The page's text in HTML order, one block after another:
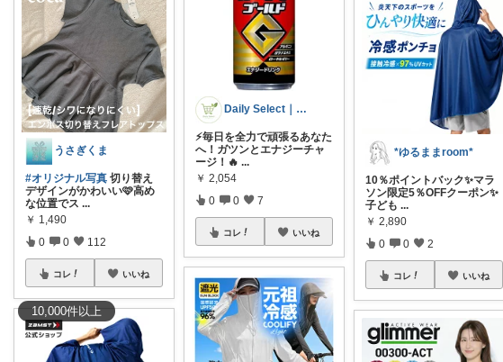
10,000件以上
うさぎくま
#オリジナル写真 切り替え
デザインがかわいい🩷高め
な位置でス ...
￥ 1,490
0 0 112
コレ いいね
Daily Select｜日用品・食品
⚡毎日を全力で頑張るあなた
へ！ガツンとエナジーチャ
ージ！🔥...
￥ 2,054
0 0 7
コレ いいね
*ゆるままroom*
10％ポイントバック✨マラ
ソン限定5％OFFクーポン✨
子ども ...
￥ 2,890
0 0 2
コレ いいね